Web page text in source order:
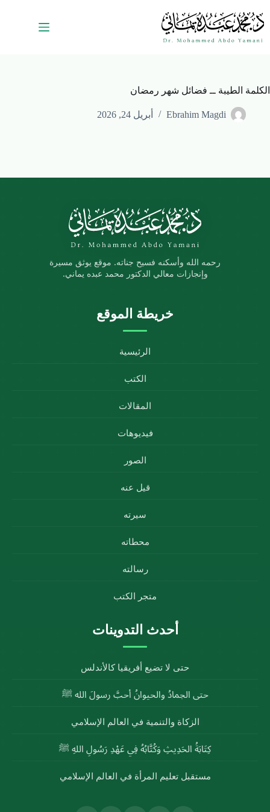
الكلمة الطيبة ــ فضائل شهر رمضان
Ebrahim Magdi أبريل 24, 2026
رحمه الله وأسكنه فسيح جناته. موقع يوثق مسيرة
وإنجازات معالي الدكتور محمد عبده يماني.
خريطة الموقع
الرئيسية
الكتب
المقالات
فيديوهات
الصور
قيل عنه
سيرته
محطاته
رسالته
متجر الكتب
أحدث التدوينات
حتى لا تضيع أفريقيا كالأندلس
حتى الجمادُ والحيوانُ أحبَّ رسولَ الله ﷺ
الزكاة والتنمية في العالم الإسلامي
كِتَابَةُ الحَدِيثِ وَكُتَّابُهُ فِي عَهْدِ رَسُولِ اللهِ ﷺ
مستقبل تعليم المرأة في العالم الإسلامي